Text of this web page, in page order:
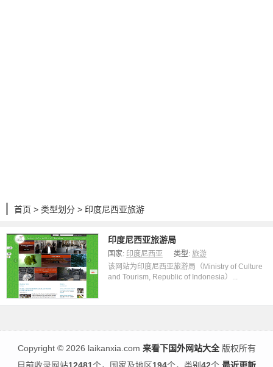
首页 > 类型划分 > 印度尼西亚旅游
印度尼西亚旅游局
国家: 印度尼西亚 类型: 旅游
该网站为印度尼西亚旅游局（Ministry of Culture
and Tourism, Republic of Indonesia）...
Copyright ©2026 laikanxia.com 来看下国外网站大全版权所有